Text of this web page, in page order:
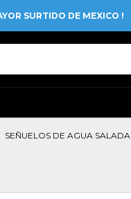
SURTIDO DE MEXICO !
SEÑUELOS DE AGUA SALADA